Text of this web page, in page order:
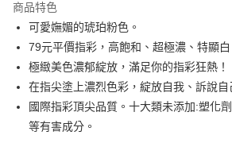
Apple Pay
街口支付
悠遊付
運送方式
商品特色
可愛嫵媚的琥珀粉色。
79元平價指彩，高飽和、超極濃、特顯白
極緻美色濃郁綻放，滿足你的指彩狂熱！
在指尖塗上濃烈色彩，綻放自我、訴說自
國際指彩頂尖品質。十大類未添加:塑化
等有害成分。